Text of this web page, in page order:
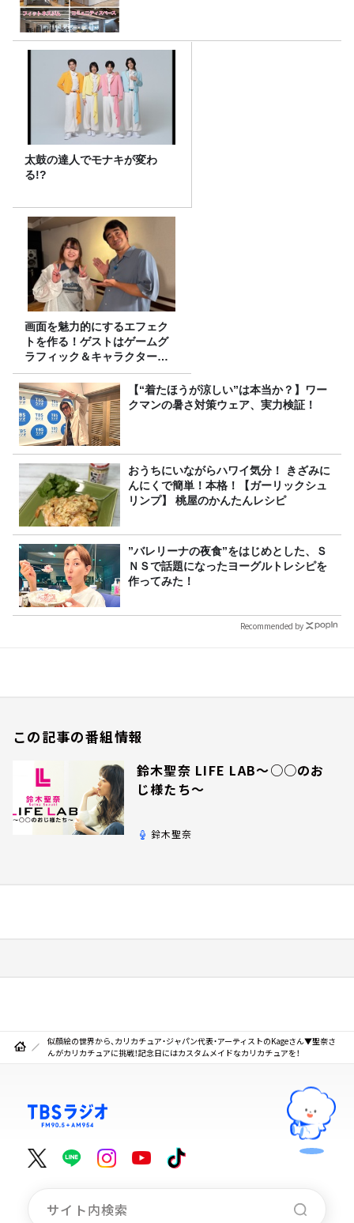
太鼓の達人でモナキが変わ
る!?
画面を魅力的にするエフェク
トを作る！ゲストはゲームグ
ラフィック＆キャラクター専
攻の遠藤里桜さん！
【“着たほうが涼しい”は本当か？】ワー
クマンの暑さ対策ウェア、実力検証！
おうちにいながらハワイ気分！ きざみに
んにくで簡単！本格！【ガーリックシュ
リンプ】 桃屋のかんたんレシピ
”バレリーナの夜食”をはじめとした、Ｓ
ＮＳで話題になったヨーグルトレシピを
作ってみた！
Recommended by
この記事の番組情報
鈴木聖奈 LIFE LAB～○○のお
じ様たち～
鈴木聖奈
似顔絵の世界から、カリカチュア・ジャパン代表・アーティストのKageさん▼聖奈さ
んがカリカチュアに挑戦！記念日にはカスタムメイドなカリカチュアを！